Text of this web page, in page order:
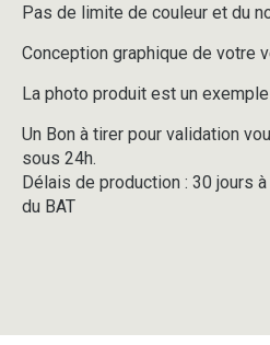
Pas de limite de couleur et du
Conception graphique de votre
La photo produit est un
Un Bon à tirer pour validation
sous 24h.
Délais de production : 30 jours
du BAT